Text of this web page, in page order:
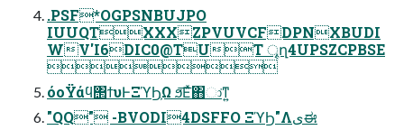
.PSF*OGPSNBUJPO
IUUQTXXXZPVUVCFDPNXBUDI
WV'I6DIC0@TUT ৄղ4UPSZCPBSE

όοΫάϥ΢ϯυͰΞϓϦ͕Ω ϧ͞Εͯ΋ා͘ͳ͍
"QQ" -BVODI4DSFFO ΞϓϦ"Λىಈ